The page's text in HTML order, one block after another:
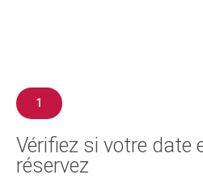
1
Vérifiez si votre date
réservez​